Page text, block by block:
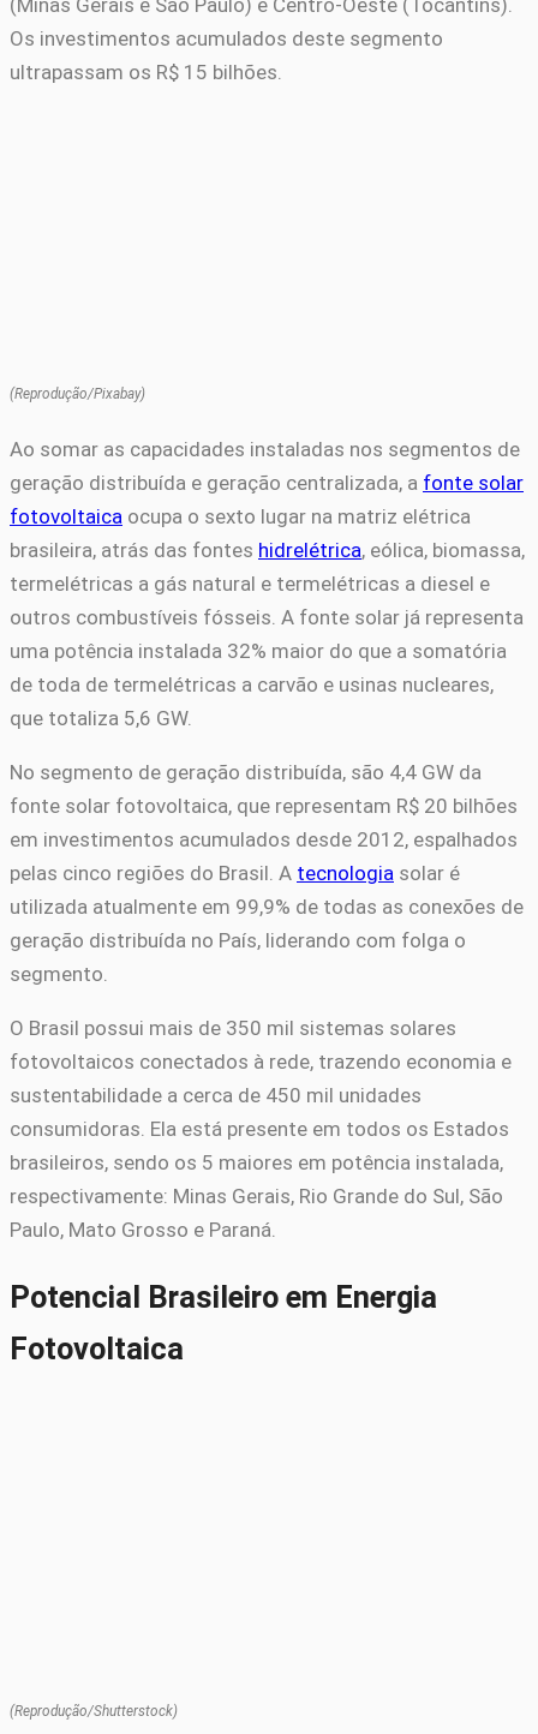
(Minas Gerais e São Paulo) e Centro-Oeste (Tocantins).
Os investimentos acumulados deste segmento
ultrapassam os R$ 15 bilhões.
(Reprodução/Pixabay)
Ao somar as capacidades instaladas nos segmentos de
geração distribuída e geração centralizada, a fonte solar
fotovoltaica ocupa o sexto lugar na matriz elétrica
brasileira, atrás das fontes hidrelétrica, eólica, biomassa,
termelétricas a gás natural e termelétricas a diesel e
outros combustíveis fósseis. A fonte solar já representa
uma potência instalada 32% maior do que a somatória
de toda de termelétricas a carvão e usinas nucleares,
que totaliza 5,6 GW.
No segmento de geração distribuída, são 4,4 GW da
fonte solar fotovoltaica, que representam R$ 20 bilhões
em investimentos acumulados desde 2012, espalhados
pelas cinco regiões do Brasil. A tecnologia solar é
utilizada atualmente em 99,9% de todas as conexões de
geração distribuída no País, liderando com folga o
segmento.
O Brasil possui mais de 350 mil sistemas solares
fotovoltaicos conectados à rede, trazendo economia e
sustentabilidade a cerca de 450 mil unidades
consumidoras. Ela está presente em todos os Estados
brasileiros, sendo os 5 maiores em potência instalada,
respectivamente: Minas Gerais, Rio Grande do Sul, São
Paulo, Mato Grosso e Paraná.
Potencial Brasileiro em Energia
Fotovoltaica
(Reprodução/Shutterstock)